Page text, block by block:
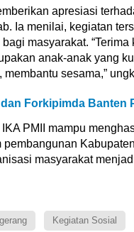
apresiasi
Ia menilai, kegiatan
masyarakat.
anak-anak yang
sesama,”
Forkipimda Banten
PMII mampu
masyarakat
Kegiatan Sosial